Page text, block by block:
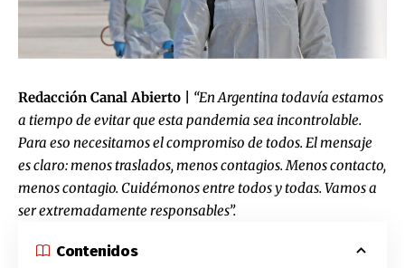
Redacción Canal Abierto | “En Argentina todavía estamos
a tiempo de evitar que esta pandemia sea incontrolable.
Para eso necesitamos el compromiso de todos. El mensaje
es claro: menos traslados, menos contagios. Menos contacto,
menos contagio. Cuidémonos entre todos y todas. Vamos a
ser extremadamente responsables”.
Contenidos